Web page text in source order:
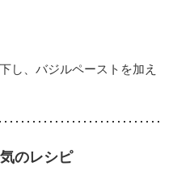
し、バジルペーストを加え
のレシピ